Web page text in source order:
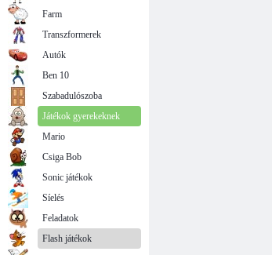
Farm
Transzformerek
Autók
Ben 10
Szabadulószoba
Játékok gyerekeknek
Mario
Csiga Bob
Sonic játékok
Síelés
Feladatok
Flash játékok